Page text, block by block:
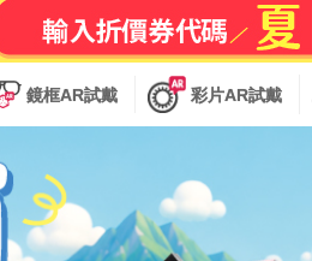
鏡框AR試戴 彩片AR試戴